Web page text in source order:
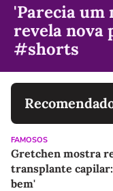
'Parecia um
revela nova
#shorts
FAMOSOS
Gretchen mostra
transplante
bem'